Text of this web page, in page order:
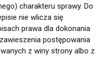
charakteru sprawy. Do
nie wlicza się
prawa dla dokonania
postępowania
z winy strony albo z